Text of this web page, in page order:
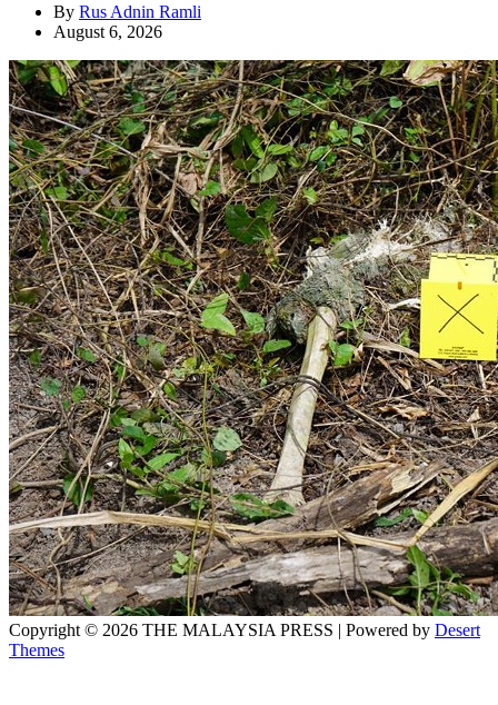
By Rus Adnin Ramli
August 6, 2026
Copyright © 2026 THE MALAYSIA PRESS | Powered by Desert
Themes